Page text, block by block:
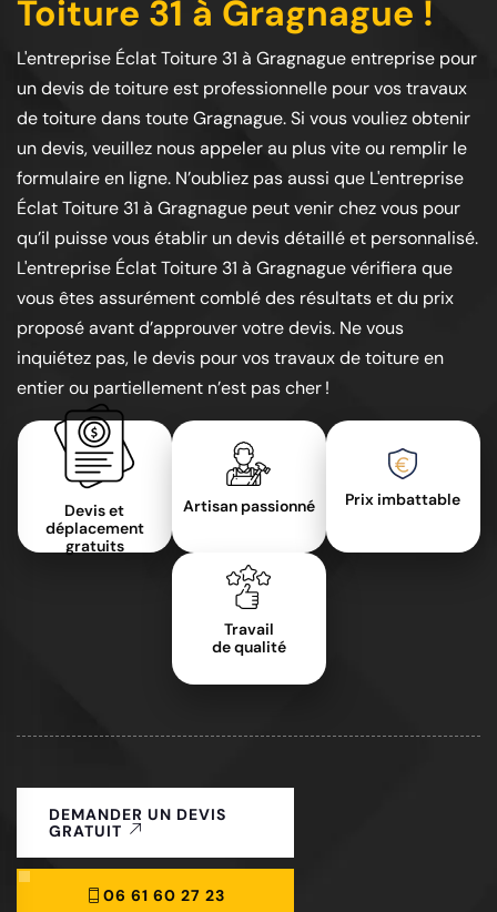
Toiture 31 à Gragnague !
L'entreprise Éclat Toiture 31 à Gragnague entreprise pour
un devis de toiture est professionnelle pour vos travaux
de toiture dans toute Gragnague. Si vous vouliez obtenir
un devis, veuillez nous appeler au plus vite ou remplir le
formulaire en ligne. N’oubliez pas aussi que L'entreprise
Éclat Toiture 31 à Gragnague peut venir chez vous pour
qu’il puisse vous établir un devis détaillé et personnalisé.
L'entreprise Éclat Toiture 31 à Gragnague vérifiera que
vous êtes assurément comblé des résultats et du prix
proposé avant d’approuver votre devis. Ne vous
inquiétez pas, le devis pour vos travaux de toiture en
entier ou partiellement n’est pas cher !
Devis et
déplacement
gratuits
Artisan passionné Prix imbattable
Travail
de qualité
DEMANDER UN DEVIS
GRATUIT
06 61 60 27 23